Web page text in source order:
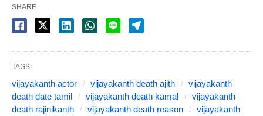
SHARE
TAGS:
vijayakanth actor vijayakanth death ajith
vijayakanth
death date tamil
vijayakanth death kamal
vijayakanth
death rajinikanth
vijayakanth death reason
vijayakanth